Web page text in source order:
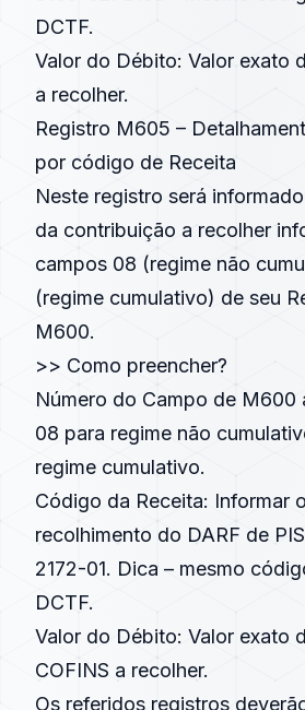
DCTF.
Valor do Débito: Valor exato
a recolher.
Registro M605 –
por código de Receita
Neste registro será
da contribuição a recolher
campos 08 (regime não
(regime cumulativo) de seu
M600.
>> Como preencher?
Número do Campo de M600
08 para regime não
regime cumulativo.
Código da Receita: Informar
recolhimento do DARF de
2172-01. Dica – mesmo
DCTF.
Valor do Débito: Valor exato
COFINS a recolher.
Os referidos registros